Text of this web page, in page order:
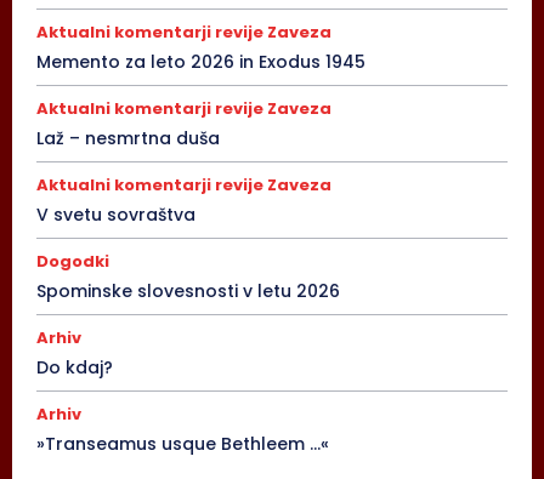
Aktualni komentarji revije Zaveza
Memento za leto 2026 in Exodus 1945
Aktualni komentarji revije Zaveza
Laž – nesmrtna duša
Aktualni komentarji revije Zaveza
V svetu sovraštva
Dogodki
Spominske slovesnosti v letu 2026
Arhiv
Do kdaj?
Arhiv
»Transeamus usque Bethleem …«